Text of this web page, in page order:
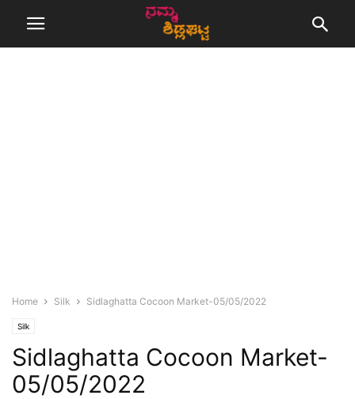
Home Silk Sidlaghatta Cocoon Market-05/05/2022
Silk
Sidlaghatta Cocoon Market-
05/05/2022